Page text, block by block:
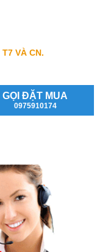
VÀ CN.
GỌI ĐẶT MUA
0975910174